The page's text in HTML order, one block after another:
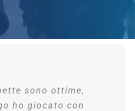
sono ottime,
ho giocato con